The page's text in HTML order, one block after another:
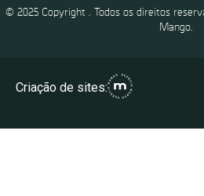
© 2025 Copyright . Todos os direitos
Mango.
Criação de sites: